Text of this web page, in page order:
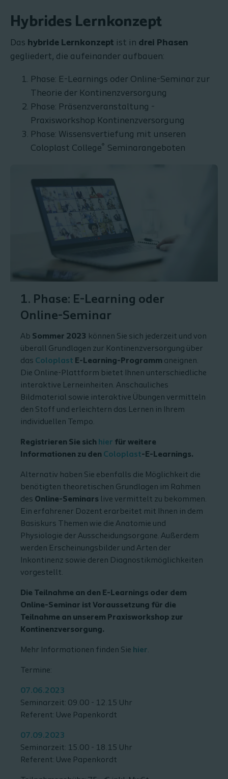
Hybrides Lernkonzept
Das hybride Lernkonzept ist in drei Phasen
gegliedert, die aufeinander aufbauen:
Phase: E-Learnings oder Online-Seminar zur
Theorie der Kontinenzversorgung
Phase: Präsenzveranstaltung -
Praxisworkshop Kontinenzversorgung
Phase: Wissensvertiefung mit unseren
Coloplast College® Seminarangeboten
1. Phase: E-Learning oder
Online-Seminar
Ab Sommer 2023 können Sie sich jederzeit und von
überall Grundlagen zur Kontinenzversorgung über
das Coloplast E-Learning-Programm aneignen.
Die Online-Plattform bietet Ihnen unterschiedliche
interaktive Lerneinheiten. Anschauliches
Bildmaterial sowie interaktive Übungen vermitteln
den Stoff und erleichtern das Lernen in Ihrem
individuellen Tempo.
Registrieren Sie sich hier für weitere
Informationen zu den Coloplast-E-Learnings.
Alternativ haben Sie ebenfalls die Möglichkeit die
benötigten theoretischen Grundlagen im Rahmen
des Online-Seminars live vermittelt zu bekommen.
Ein erfahrener Dozent erarbeitet mit Ihnen in dem
Basiskurs Themen wie die Anatomie und
Physiologie der Ausscheidungsorgane. Außerdem
werden Erscheinungsbilder und Arten der
Inkontinenz sowie deren Diagnostikmöglichkeiten
vorgestellt.
Die Teilnahme an den E-Learnings oder dem
Online-Seminar ist Voraussetzung für die
Teilnahme an unserem Praxisworkshop zur
Kontinenzversorgung.
Mehr Informationen finden Sie hier.
Termine:
07.06.2023
Seminarzeit: 09.00 - 12.15 Uhr
Referent: Uwe Papenkordt
07.09.2023
Seminarzeit: 15.00 - 18.15 Uhr
Referent: Uwe Papenkordt